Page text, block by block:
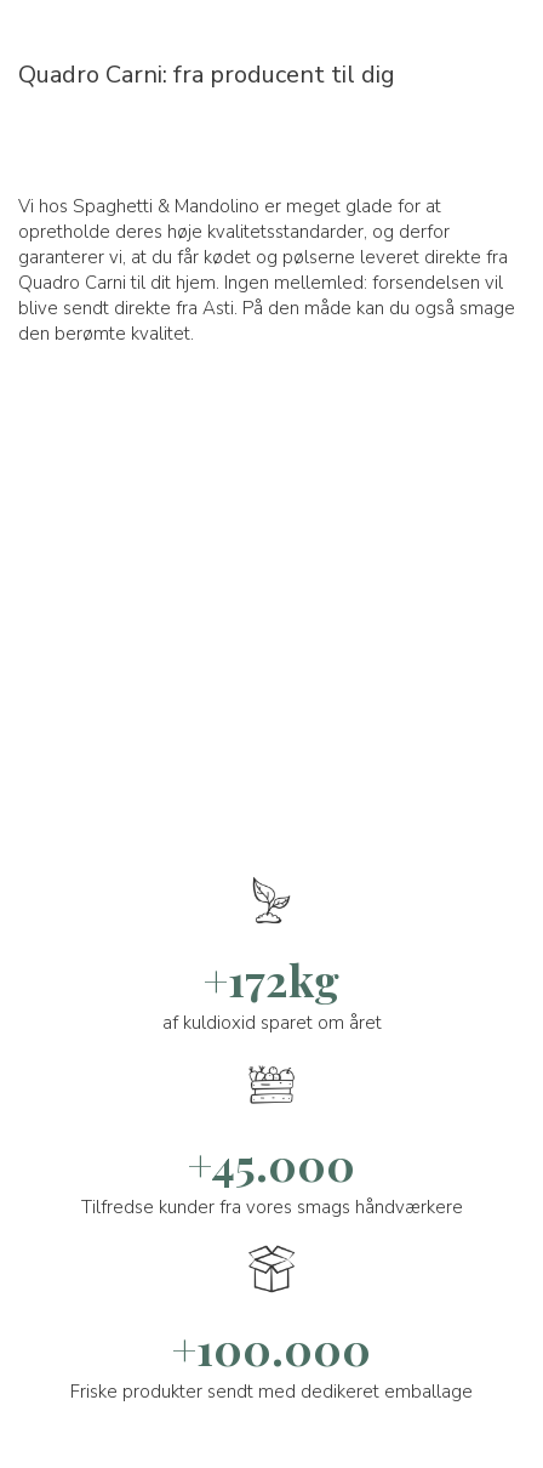
Quadro Carni: fra producent til dig
Vi hos Spaghetti & Mandolino er meget glade for at
opretholde deres høje kvalitetsstandarder, og derfor
garanterer vi, at du får kødet og pølserne leveret direkte fra
Quadro Carni til dit hjem. Ingen mellemled: forsendelsen vil
blive sendt direkte fra Asti. På den måde kan du også smage
den berømte kvalitet.
+172kg
af kuldioxid sparet om året
+45.000
Tilfredse kunder fra vores smags håndværkere
+100.000
Friske produkter sendt med dedikeret emballage